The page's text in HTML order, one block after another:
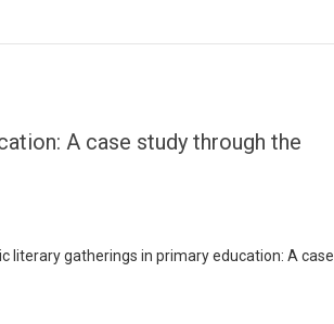
A case study through the
literary gatherings in primary education: A case